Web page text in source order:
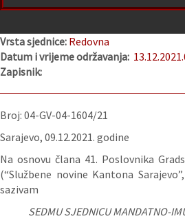
Vrsta sjednice: Redovna
Datum i vrijeme održavanja: 13.12.2021.
Zapisnik:
Broj: 04-GV-04-1604/21
Sarajevo, 09.12.2021. godine
Na osnovu člana 41. Poslovnika
(“Službene novine Kantona
sazivam
SEDMU SJEDNICU MANDATNO-